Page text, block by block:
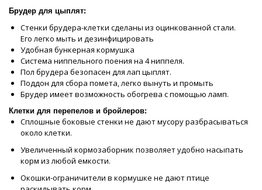
Брудер для цыплят:
Стенки брудера-клетки сделаны из оцинкованной стали.
Его легко мыть и дезинфицировать
Удобная бункерная кормушка
Система ниппельного поения на 4 ниппеля.
Пол брудера безопасен для лап цыплят.
Поддон для сбора помета, легко вынуть и промыть
Брудер имеет возможность обогрева с помощью ламп.
Клетки для перепелов и бройлеров:
Сплошные боковые стенки не дают мусору разбрасываться
около клетки.
Увеличенный кормозаборник позволяет удобно насыпать
корм из любой емкости.
Окошки-ограничители в кормушке не дают птице